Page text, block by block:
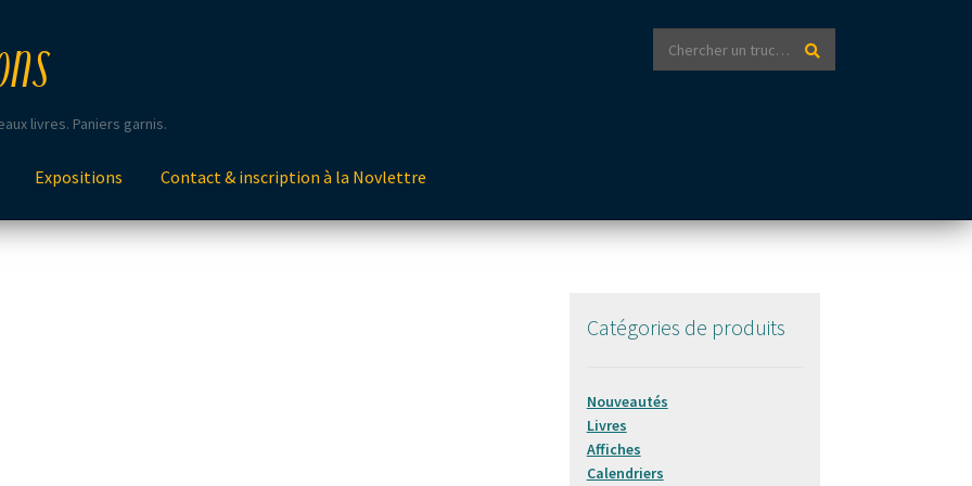
livres. Paniers garnis.
Expositions Contact & inscription à la Novlettre
Catégories de produits
Nouveautés
Livres
Affiches
Calendriers